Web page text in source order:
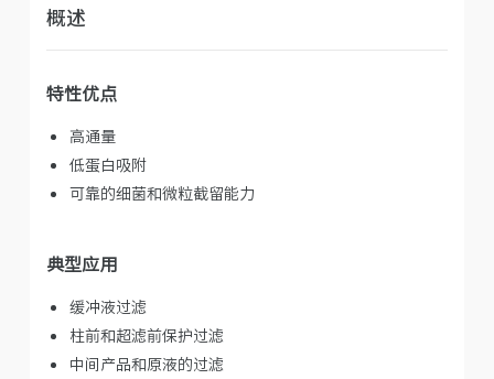
概述
特性优点
高通量
低蛋白吸附
可靠的细菌和微粒截留能力
典型应用
缓冲液过滤
柱前和超滤前保护过滤
中间产品和原液的过滤